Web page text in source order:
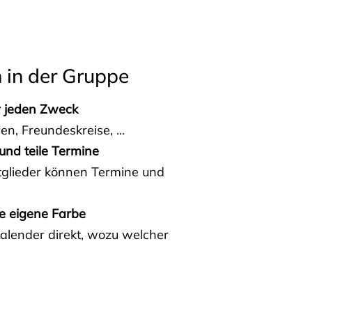
der Gruppe
jeden Zweck
Freundeskreise, ...
teile Termine
können Termine und
eigene Farbe
direkt, wozu welcher